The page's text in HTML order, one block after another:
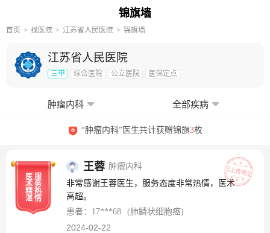
锦旗墙
首页 找医院 江苏省人民医院 锦旗墙
江苏省人民医院
三甲 综合医院 公立医院 医保定点
“肿瘤内科”医生共计获赠锦旗3枚
肿瘤内科 全部疾病
医
术
精
湛
服
务
热
情
王蓉 肿瘤内科
非常感谢王蓉医生，服务态度非常热情，医术
高超。
患者：17***68
(肺鳞状细胞癌)
2024-02-22